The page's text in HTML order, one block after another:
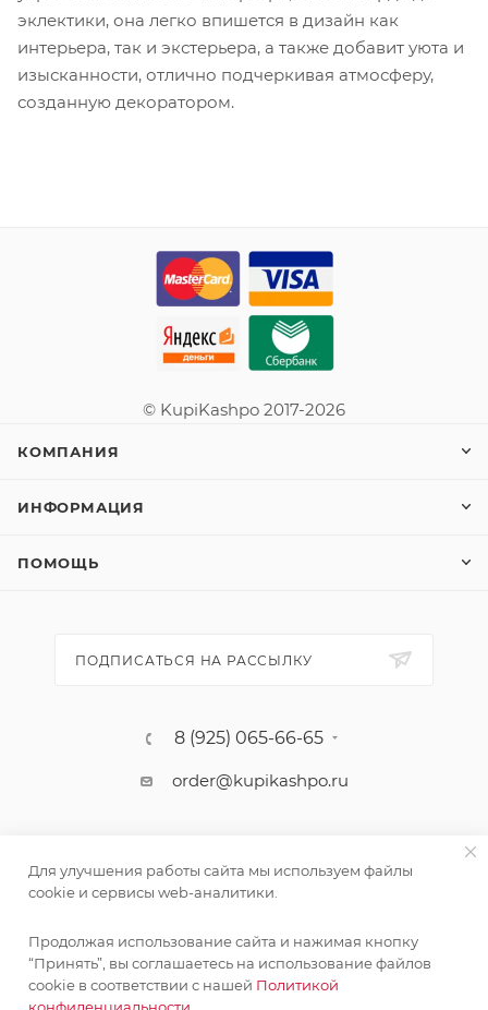
эклектики, она легко впишется в дизайн как
интерьера, так и экстерьера, а также добавит уюта и
изысканности, отлично подчеркивая атмосферу,
созданную декоратором.
© KupiKashpo 2017-2026
КОМПАНИЯ
ИНФОРМАЦИЯ
ПОМОЩЬ
ПОДПИСАТЬСЯ НА РАССЫЛКУ
8 (925) 065-66-65
order@kupikashpo.ru
©КупиКашпо 2017-2026
Для улучшения работы сайта мы используем файлы
cookie и сервисы web-аналитики.
Продолжая использование сайта и нажимая кнопку
“Принять”, вы соглашаетесь на использование файлов
cookie в соответствии с нашей Политикой